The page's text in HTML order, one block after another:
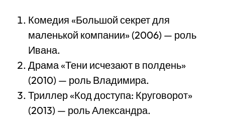
Комедия «Большой секрет для
маленькой компании» (2006) — роль
Ивана.
Драма «Тени исчезают в полдень»
(2010) — роль Владимира.
Триллер «Код доступа: Круговорот»
(2013) — роль Александра.